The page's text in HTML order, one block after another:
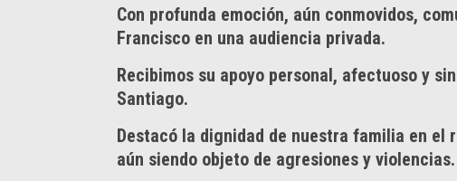
Con profunda emoción, aún conmovidos,
Francisco en una audiencia privada.
Recibimos su apoyo personal, afectuoso y
Santiago.
Destacó la dignidad de nuestra familia en
aún siendo objeto de agresiones y violencias.